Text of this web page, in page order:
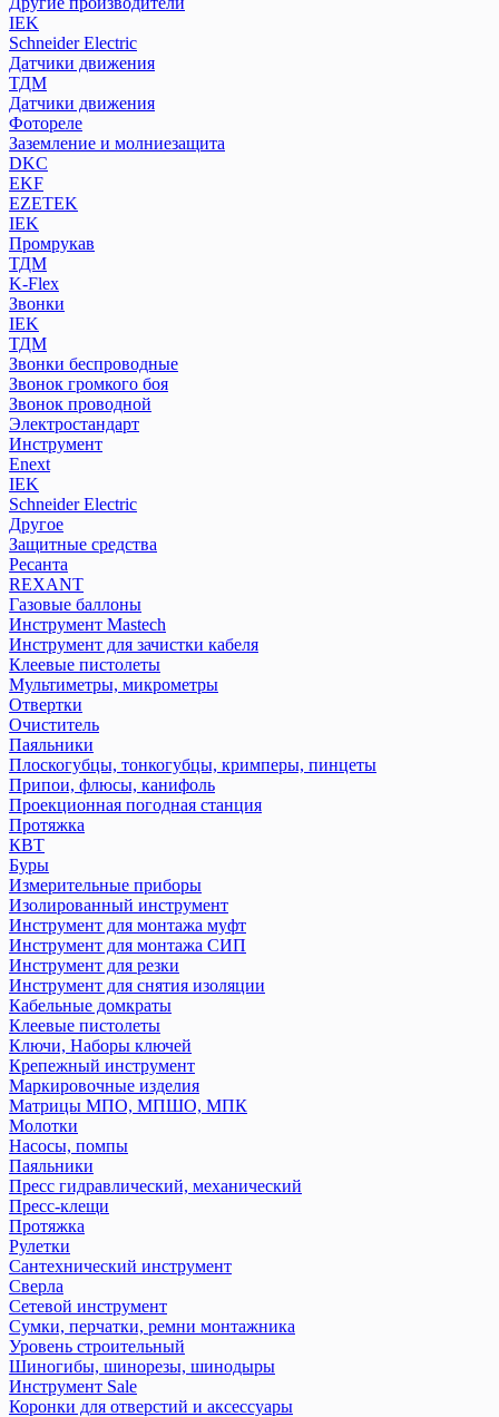
IEK
Schneider Electric
Датчики движения
ТДМ
Датчики движения
Фотореле
Заземление и молниезащита
DKC
EKF
EZETEK
IEK
Промрукав
ТДМ
K-Flex
Звонки
IEK
ТДМ
Звонки беспроводные
Звонок громкого боя
Звонок проводной
Электростандарт
Инструмент
Enext
IEK
Schneider Electric
Другое
Защитные средства
Ресанта
REXANT
Газовые баллоны
Инструмент Mastech
Инструмент для зачистки кабеля
Клеевые пистолеты
Мультиметры, микрометры
Отвертки
Очиститель
Паяльники
Плоскогубцы, тонкогубцы, кримперы, пинцеты
Припои, флюсы, канифоль
Проекционная погодная станция
Протяжка
КВТ
Буры
Измерительные приборы
Изолированный инструмент
Инструмент для монтажа муфт
Инструмент для монтажа СИП
Инструмент для резки
Инструмент для снятия изоляции
Кабельные домкраты
Клеевые пистолеты
Ключи, Наборы ключей
Крепежный инструмент
Маркировочные изделия
Матрицы МПО, МПШО, МПК
Молотки
Насосы, помпы
Паяльники
Пресс гидравлический, механический
Пресс-клещи
Протяжка
Рулетки
Сантехнический инструмент
Сверла
Сетевой инструмент
Сумки, перчатки, ремни монтажника
Уровень строительный
Шиногибы, шинорезы, шинодыры
Инструмент Sale
Коронки для отверстий и аксессуары